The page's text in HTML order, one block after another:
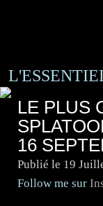
LE PLUS
16
Publié le 19
Follow me sur